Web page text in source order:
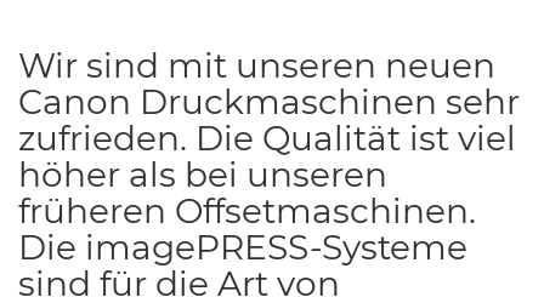
Wir sind mit unseren neuen
Canon Druckmaschinen sehr
zufrieden. Die Qualität ist viel
höher als bei unseren
früheren Offsetmaschinen.
Die imagePRESS-Systeme
sind für die Art von